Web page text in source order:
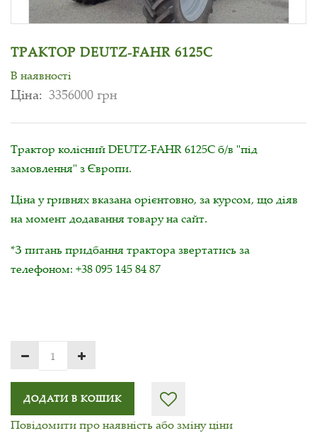
ТРАКТОР DEUTZ-FAHR 6125C
В наявності
Ціна: 3356000 грн
Трактор колісний DEUTZ-FAHR 6125C б/в "під
замовлення" з Європи.
Ціна у гривнях вказана орієнтовно, за курсом, що діяв
на момент додавання товару на сайт.
*З питань придбання трактора звертатись за
телефоном: +38 095 145 84 87
ДОДАТИ В КОШИК
Повідомити про наявність або зміну ціни